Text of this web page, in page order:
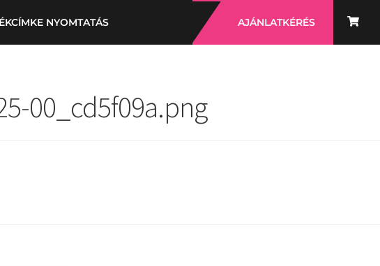
NYOMTATÁS AJÁNLATKÉRÉS
00_cd5f09a.png